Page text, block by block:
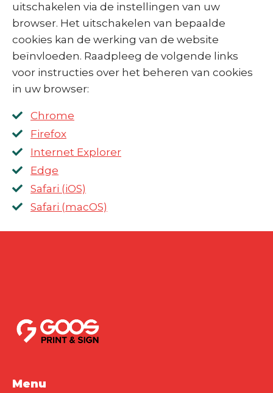
uitschakelen via de instellingen van uw
browser. Het uitschakelen van bepaalde
cookies kan de werking van de website
beïnvloeden. Raadpleeg de volgende links
voor instructies over het beheren van cookies
in uw browser:
Chrome
Firefox
Internet Explorer
Edge
Safari (iOS)
Safari (macOS)
Menu